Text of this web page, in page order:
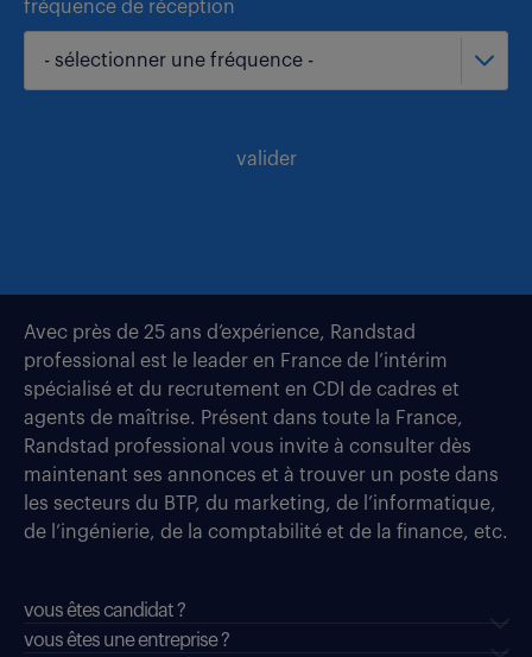
fréquence de réception
- sélectionner une fréquence -
valider
Avec près de 25 ans d’expérience, Randstad
professional est le leader en France de l’intérim
spécialisé et du recrutement en CDI de cadres et
agents de maîtrise. Présent dans toute la France,
Randstad professional vous invite à consulter dès
maintenant ses annonces et à trouver un poste dans
les secteurs du BTP, du marketing, de l’informatique,
de l’ingénierie, de la comptabilité et de la finance, etc.
vous êtes candidat ?
vous êtes une entreprise ?